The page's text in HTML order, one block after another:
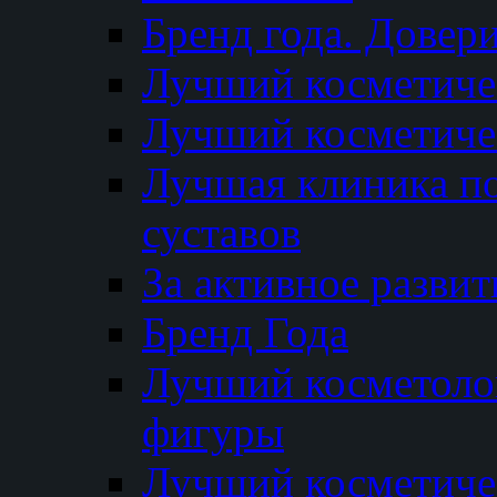
Бренд года.
Лучший
Лучший
Лучшая клиника
суставов
За активное
Бренд Года
Лучший
фигуры
Лучший